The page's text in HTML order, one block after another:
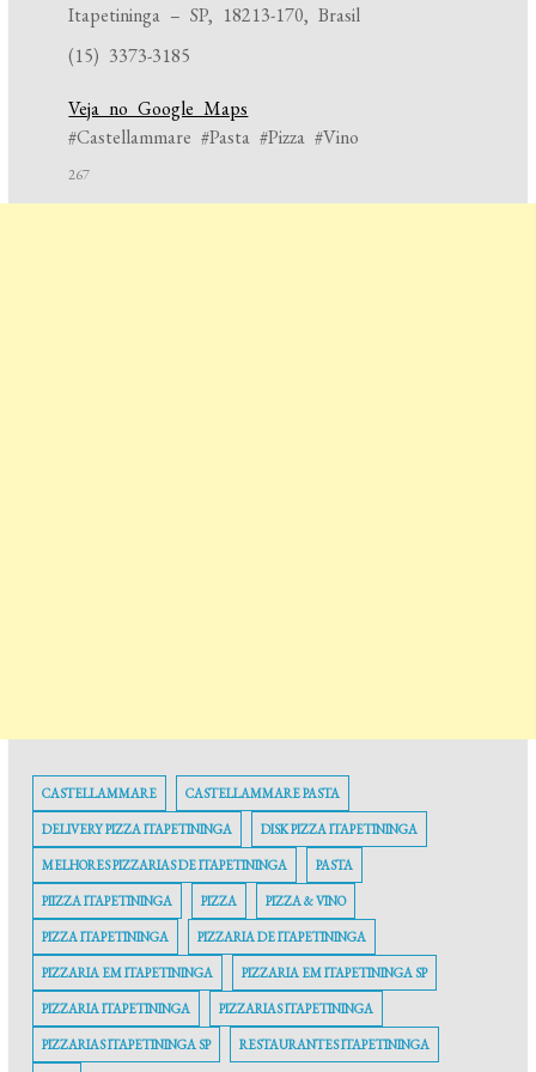
Itapetininga – SP, 18213-170, Brasil
(15) 3373-3185
Veja no Google Maps
#Castellammare #Pasta #Pizza #Vino
267
CASTELLAMMARE CASTELLAMMARE PASTA
DELIVERY PIZZA ITAPETININGA DISK PIZZA ITAPETININGA
MELHORES PIZZARIAS DE ITAPETININGA PASTA
PIIZZA ITAPETININGA PIZZA PIZZA & VINO
PIZZA ITAPETININGA PIZZARIA DE ITAPETININGA
PIZZARIA EM ITAPETININGA PIZZARIA EM ITAPETININGA SP
PIZZARIA ITAPETININGA PIZZARIAS ITAPETININGA
PIZZARIAS ITAPETININGA SP RESTAURANTES ITAPETININGA